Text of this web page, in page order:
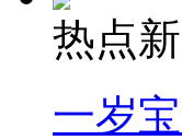
热点
一岁